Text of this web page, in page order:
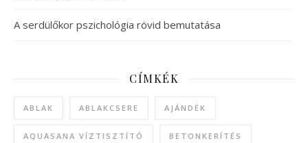
A serdülőkor pszichológia rövid bemutatása
CÍMKÉK
ABLAK ABLAKCSERE AJÁNDÉK
AQUASANA VÍZTISZTÍTÓ BETONKERÍTÉS